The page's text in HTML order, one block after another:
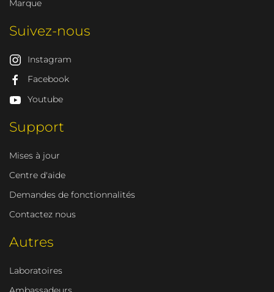
Qui sommes-nous?
Marque
Suivez-nous
Instagram
Facebook
Youtube
Support
Mises à jour
Centre d'aide
Demandes de fonctionnalités
Contactez nous
Autres